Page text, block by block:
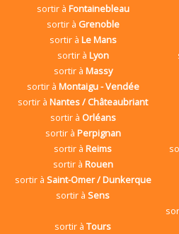
sortir à Fontainebleau
sortir à Grenoble
sortir à Le Mans
sortir à Lyon
sortir à Massy
sortir à Montaigu - Vendée
sortir àNantes / Châteaubriant
sortir à Orléans
sortir à Perpignan
sortir àReims
sortir à Rouen
sortir à Saint-Omer / Dunkerque
sortir àSens
sortir àTours